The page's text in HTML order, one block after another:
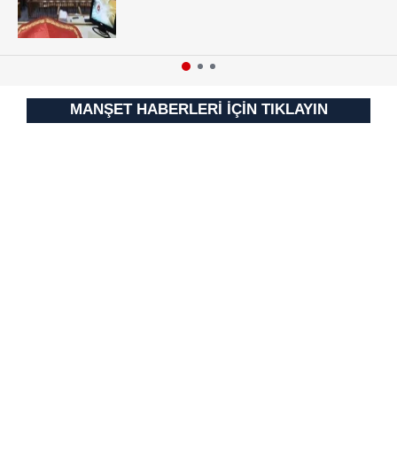
kullanılmaktadır. Diğer çerezler, sitemizin daha işlevsel
kılınması ve kişiselleştirilmesi ve sizlere yönelik
reklam/pazarlama faaliyetlerinin yapılması, amaçlarıyla
Çerezlere ilişkin tercihlerinizi aşağıda yer alan panel
MANŞET HABERLERİ İÇİN TIKLAYIN